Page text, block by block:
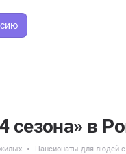
сезона» в
Пансионаты для людей